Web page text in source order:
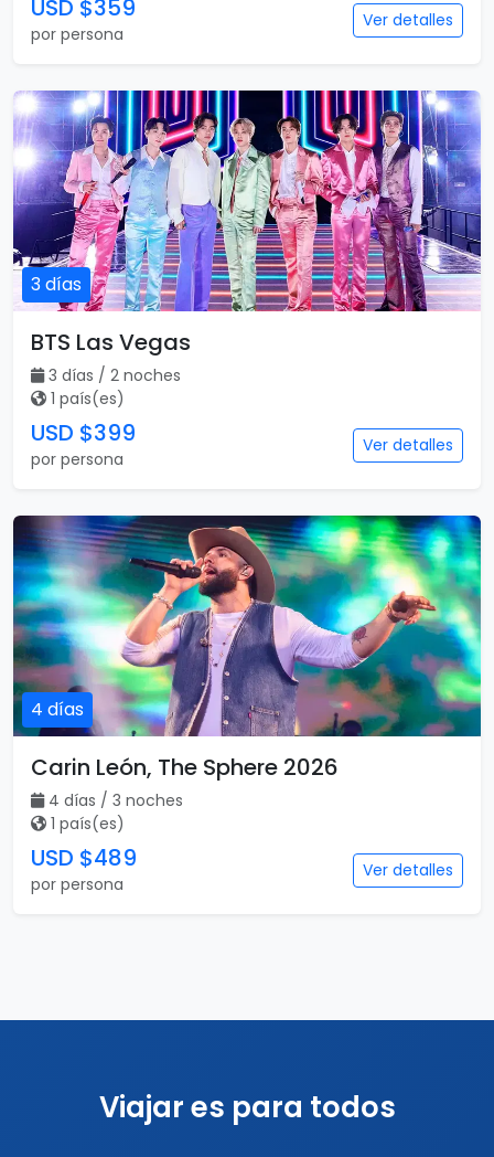
USD $359
por persona
Ver detalles
3 días
BTS Las Vegas
3 días / 2 noches
1 país(es)
USD $399
por persona
Ver detalles
4 días
Carin León, The Sphere 2026
4 días / 3 noches
1 país(es)
USD $489
por persona
Ver detalles
Viajar es para todos